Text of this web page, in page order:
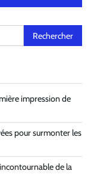
impression de
pour surmonter les
de la